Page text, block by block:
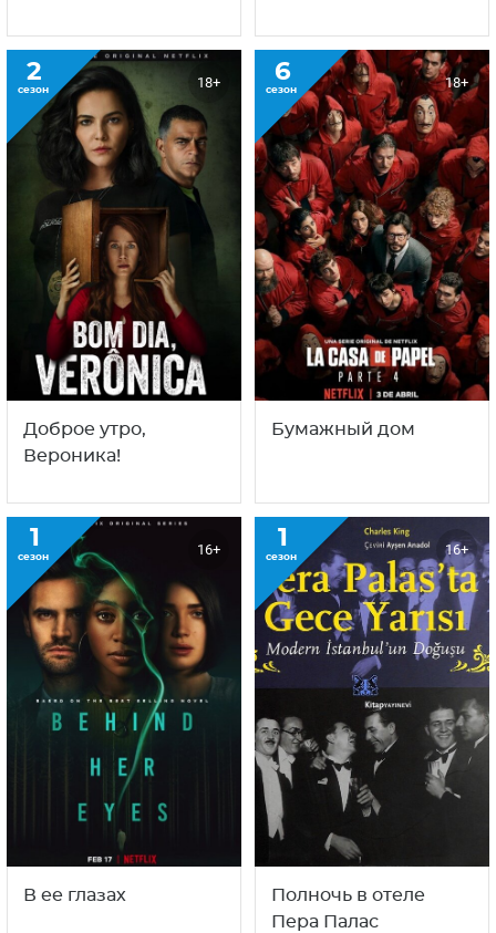
2
сезон 18+
Доброе утро,
Вероника!
6
сезон 18+
Бумажный дом
1
сезон 16+
В ее глазах
1
сезон 16+
Полночь в отеле
Пера Палас